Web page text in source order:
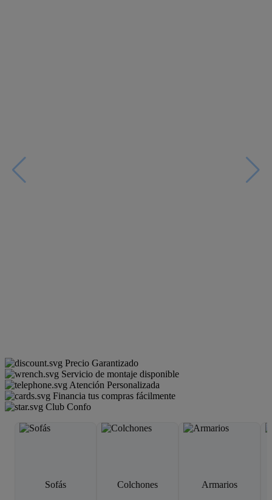
Precio Garantizado
Servicio de montaje disponible
Atención Personalizada
Financia tus compras fácilmente
Club Confo
Sofás Colchones Armarios